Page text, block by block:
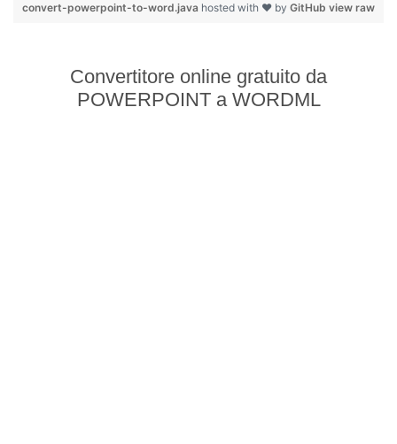
view raw
convert-powerpoint-to-word.java hosted with ❤ by GitHub
Convertitore online gratuito da
POWERPOINT a WORDML